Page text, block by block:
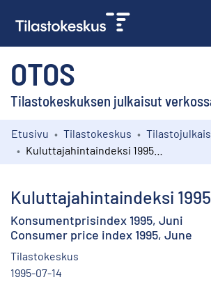
OTOS
Tilastokeskuksen julkaisut
Kokoelmat
Etusivu Tilastokeskus
Kuluttajahintaindeksi
Konsumentprisindex 1995, Juni
Consumer price index 1995, June
Tilastokeskus
1995-07-14